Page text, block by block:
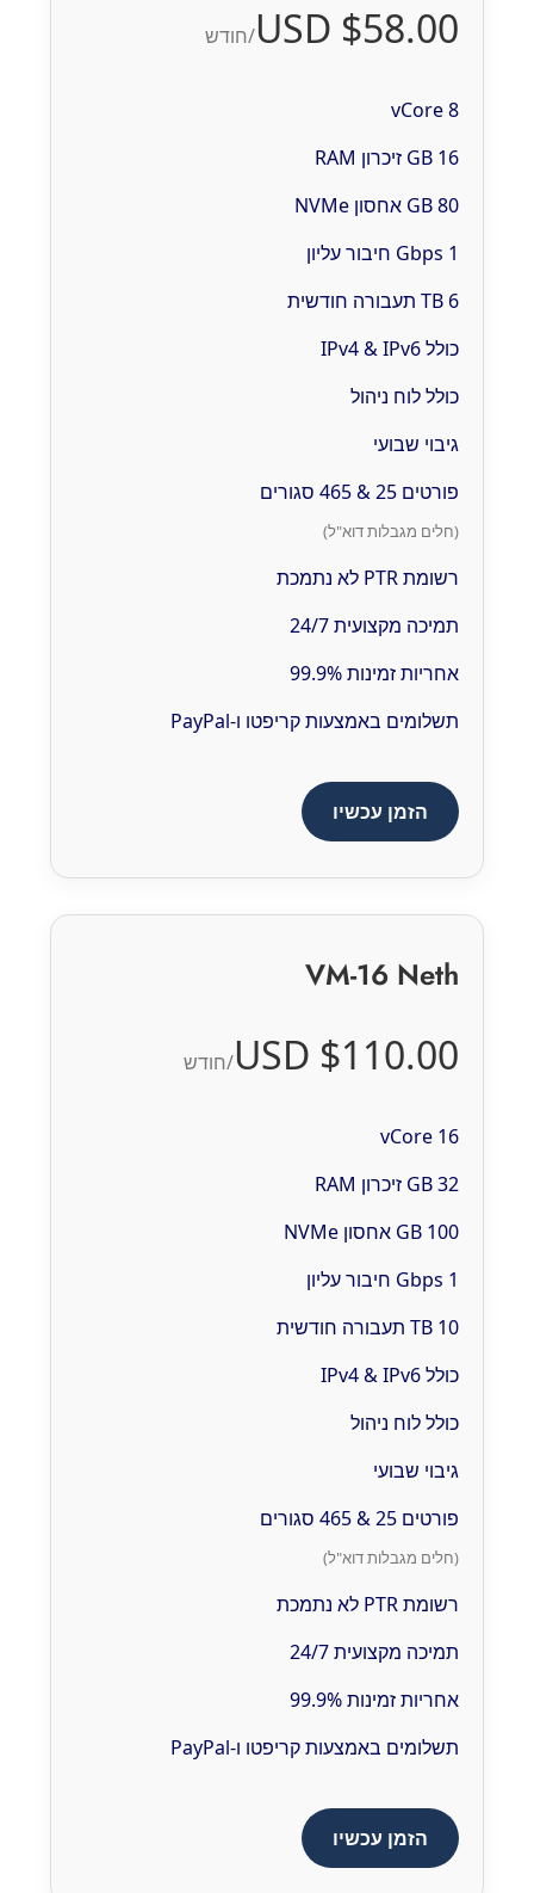
$58.00 USD /חודש
8 vCore
16 GB זיכרון RAM
80 GB אחסון NVMe
1 Gbps חיבור עליון
6 TB תעבורה חודשית
כולל IPv4 & IPv6
כולל לוח ניהול
גיבוי שבועי
פורטים 25 & 465 סגורים
(חלים מגבלות דוא"ל)
רשומת PTR לא נתמכת
תמיכה מקצועית 24/7
אחריות זמינות 99.9%
תשלומים באמצעות קריפטו ו-PayPal
הזמן עכשיו
VM-16 Neth
$110.00 USD /חודש
16 vCore
32 GB זיכרון RAM
100 GB אחסון NVMe
1 Gbps חיבור עליון
10 TB תעבורה חודשית
כולל IPv4 & IPv6
כולל לוח ניהול
גיבוי שבועי
פורטים 25 & 465 סגורים
(חלים מגבלות דוא"ל)
רשומת PTR לא נתמכת
תמיכה מקצועית 24/7
אחריות זמינות 99.9%
תשלומים באמצעות קריפטו ו-PayPal
הזמן עכשיו